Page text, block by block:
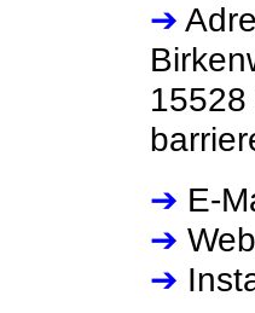
➔
➔ E-
➔
➔